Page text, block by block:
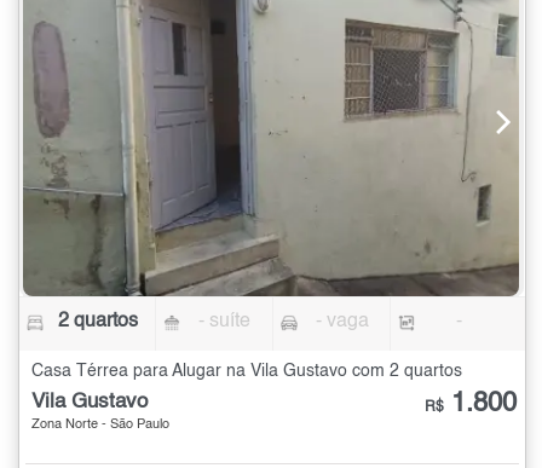
2 quartos - suíte - vaga -
Casa Térrea para Alugar na Vila Gustavo com 2 quartos
Vila Gustavo
Zona Norte - São Paulo
R$ 1.800